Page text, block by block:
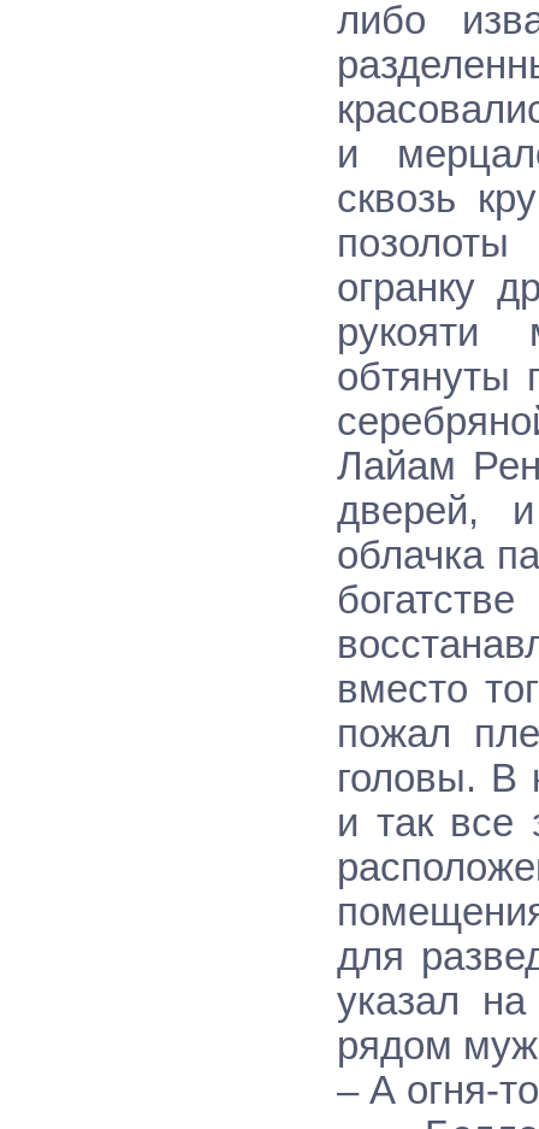
либо
и
сквозь
огранку
обтянуты
Лайам
дверей,
облачка
вместо
пожал
головы. В
и так все
для
указал
рядом
– А огня-